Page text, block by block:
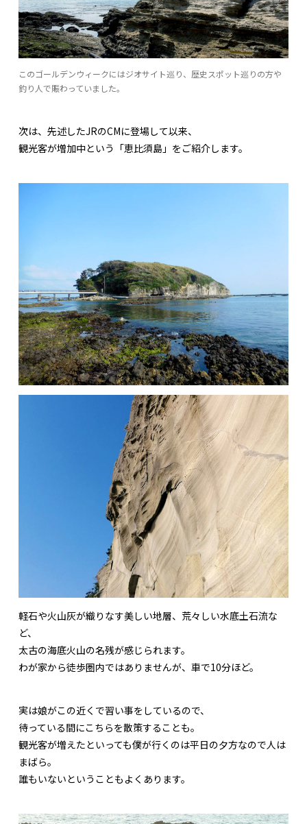
このゴールデンウィークにはジオサイト巡り、歴史スポット巡りの方や
釣り人で賑わっていました。
次は、先述したJRのCMに登場して以来、
観光客が増加中という「恵比須島」をご紹介します。
軽石や火山灰が織りなす美しい地層、荒々しい水底土石流な
ど、
太古の海底火山の名残が感じられます。
わが家から徒歩圏内ではありませんが、車で10分ほど。
実は娘がこの近くで習い事をしているので、
待っている間にこちらを散策することも。
観光客が増えたといっても僕が行くのは平日の夕方なので人は
まばら。
誰もいないということもよくあります。